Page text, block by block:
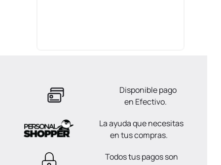
Disponible pago
en Efectivo.
La ayuda que necesitas
en tus compras.
Todos tus pagos son